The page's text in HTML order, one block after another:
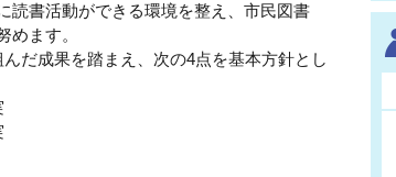
読書活動ができる環境を整え、市民図書
ます。
だ成果を踏まえ、次の4点を基本方針とし